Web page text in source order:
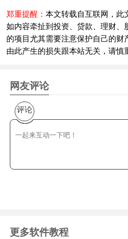
郑重提醒： 本文转载自互联网，此
如内容牵扯到投资、贷款、理财、
的项目尤其需要注意保护自己的财
由此产生的损失跟本站无关，请慎
网友评论
评论
更多软件教程